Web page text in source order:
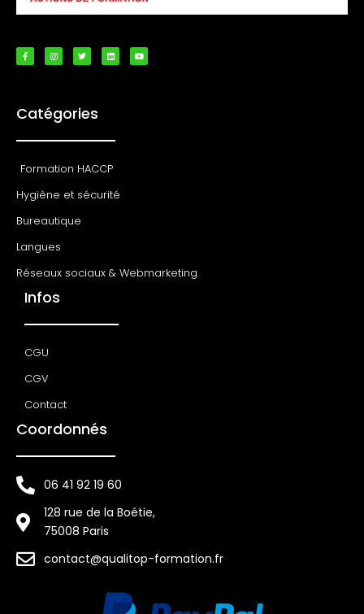
Catégories
Formation HACCP
Hygiène et sécurité
Bureautique
Langues
Réseaux sociaux & Webmarketing
Infos
CGU
CGV
Contact
Coordonnés
06 41 92 19 60
128 rue de la Boétie,
75008 Paris
contact@qualitop-formation.fr